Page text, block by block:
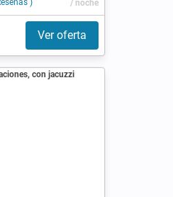
) / noche
Ver oferta